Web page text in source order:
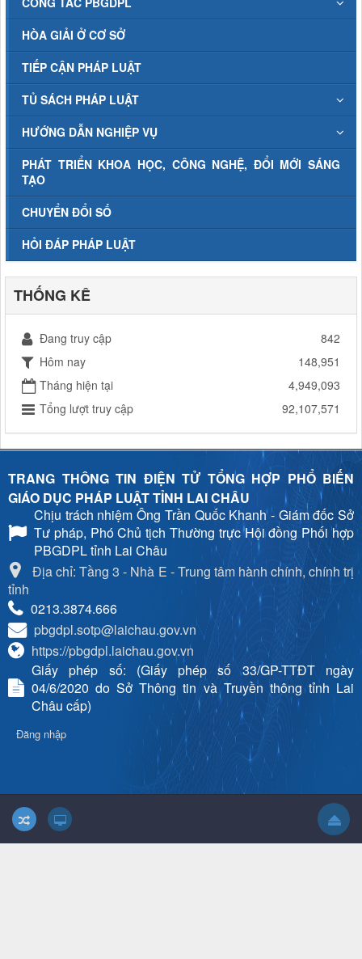
HÒA GIẢI Ở CƠ SỞ
TIẾP CẬN PHÁP LUẬT
TỦ SÁCH PHÁP LUẬT
HƯỚNG DẪN NGHIỆP VỤ
PHÁT TRIỂN KHOA HỌC, CÔNG NGHỆ, ĐỔI MỚI SÁNG
TẠO
CHUYỂN ĐỔI SỐ
HỎI ĐÁP PHÁP LUẬT
THỐNG KÊ
Đang truy cập
842
Hôm nay
148,951
Tháng hiện tại
4,949,093
Tổng lượt truy cập
92,107,571
TRANG THÔNG TIN ĐIỆN TỬ TỔNG HỢP PHỔ BIẾN
GIÁO DỤC PHÁP LUẬT TỈNH LAI CHÂU
Chịu trách nhiệmÔng Trần Quốc Khanh - Giám đốc Sở
Tư pháp, Phó Chủ tịch Thường trực Hội đồng Phối hợp
PBGDPL tỉnh Lai Châu
Địa chỉ: Tầng 3 - Nhà E - Trung tâm hành chính, chính trị
tỉnh
0213.3874.666
pbgdpl.sotp@laichau.gov.vn
https://pbgdpl.laichau.gov.vn
Giấy phép số: (Giấy phép số 33/GP-TTĐT ngày
04/6/2020 do Sở Thông tin và Truyền thông tỉnh Lai
Châu cấp)
Đăng nhập